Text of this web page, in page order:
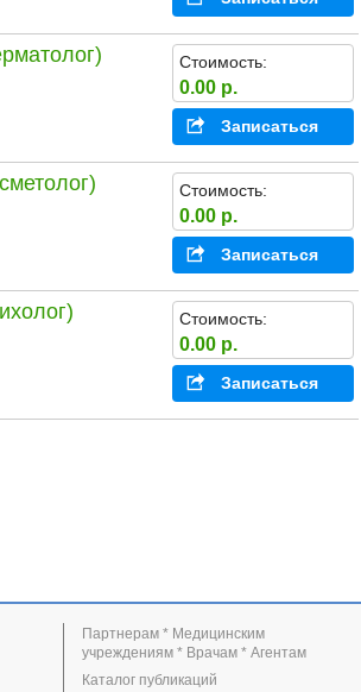
Стоимость:
0.00 р.
Записаться
Стоимость:
0.00 р.
Записаться
Стоимость:
0.00 р.
Записаться
Партнерам * Медицинским
учреждениям * Врачам * Агентам
Каталог публикаций